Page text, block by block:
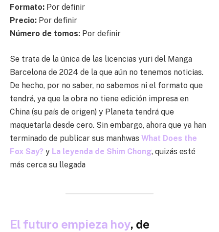
Formato: Por definir
Precio: Por definir
Número de tomos: Por definir
Se trata de la única de las licencias yuri del Manga
Barcelona de 2024 de la que aún no tenemos noticias.
De hecho, por no saber, no sabemos ni el formato que
tendrá, ya que la obra no tiene edición impresa en
China (su país de origen) y Planeta tendrá que
maquetarla desde cero. Sin embargo, ahora que ya han
terminado de publicar sus manhwas What Does the
Fox Say? y La leyenda de Shim Chong, quizás esté
más cerca su llegada
El futuro empieza hoy, de